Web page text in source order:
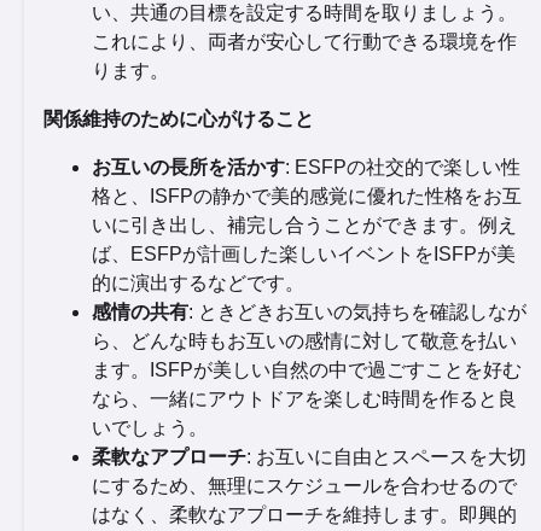
い、共通の目標を設定する時間を取りましょう。
これにより、両者が安心して行動できる環境を作
ります。
関係維持のために心がけること
お互いの長所を活かす: ESFPの社交的で楽しい性
格と、ISFPの静かで美的感覚に優れた性格をお互
いに引き出し、補完し合うことができます。例え
ば、ESFPが計画した楽しいイベントをISFPが美
的に演出するなどです。
感情の共有: ときどきお互いの気持ちを確認しなが
ら、どんな時もお互いの感情に対して敬意を払い
ます。ISFPが美しい自然の中で過ごすことを好む
なら、一緒にアウトドアを楽しむ時間を作ると良
いでしょう。
柔軟なアプローチ: お互いに自由とスペースを大切
にするため、無理にスケジュールを合わせるので
はなく、柔軟なアプローチを維持します。即興的